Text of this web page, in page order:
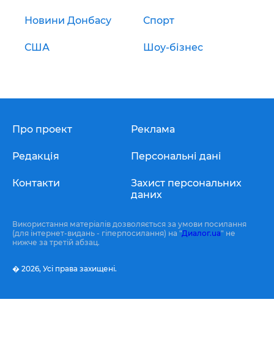
Новини Донбасу Спорт
США Шоу-бізнес
Про проект
Редакція
Контакти
Реклама
Персональні дані
Захист персональних
даних
Використання матеріалів дозволяється за умови посилання
(для інтернет-видань - гіперпосилання) на "Диалог.ua" не
нижче за третій абзац.
� 2026, Усі права захищені.